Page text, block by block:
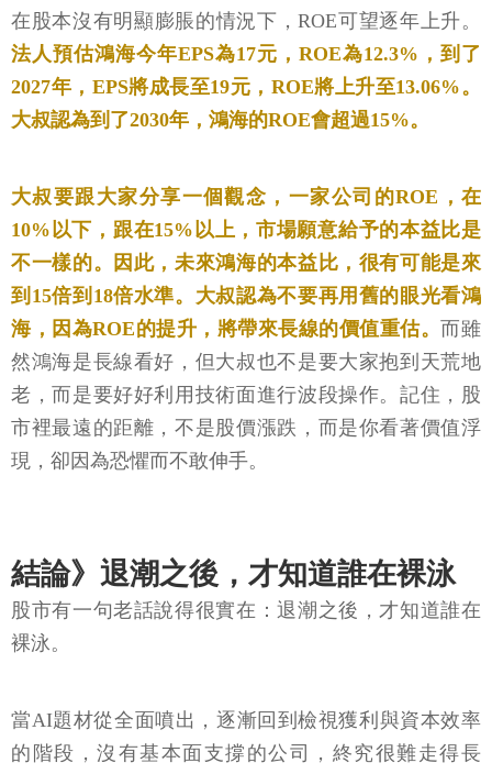
在股本沒有明顯膨脹的情況下，ROE可望逐年上升。
法人預估鴻海今年EPS為17元，ROE為12.3%，到了
2027年，EPS將成長至19元，ROE將上升至13.06%。
大叔認為到了2030年，鴻海的ROE會超過15%。
大叔要跟大家分享一個觀念，一家公司的ROE，在
10%以下，跟在15%以上，市場願意給予的本益比是
不一樣的。因此，未來鴻海的本益比，很有可能是來
到15倍到18倍水準。大叔認為不要再用舊的眼光看鴻
海，因為ROE的提升，將帶來長線的價值重估。而雖
然鴻海是長線看好，但大叔也不是要大家抱到天荒地
老，而是要好好利用技術面進行波段操作。記住，股
市裡最遠的距離，不是股價漲跌，而是你看著價值浮
現，卻因為恐懼而不敢伸手。
結論》退潮之後，才知道誰在裸泳
股市有一句老話說得很實在：退潮之後，才知道誰在
裸泳。
當AI題材從全面噴出，逐漸回到檢視獲利與資本效率
的階段，沒有基本面支撐的公司，終究很難走得長